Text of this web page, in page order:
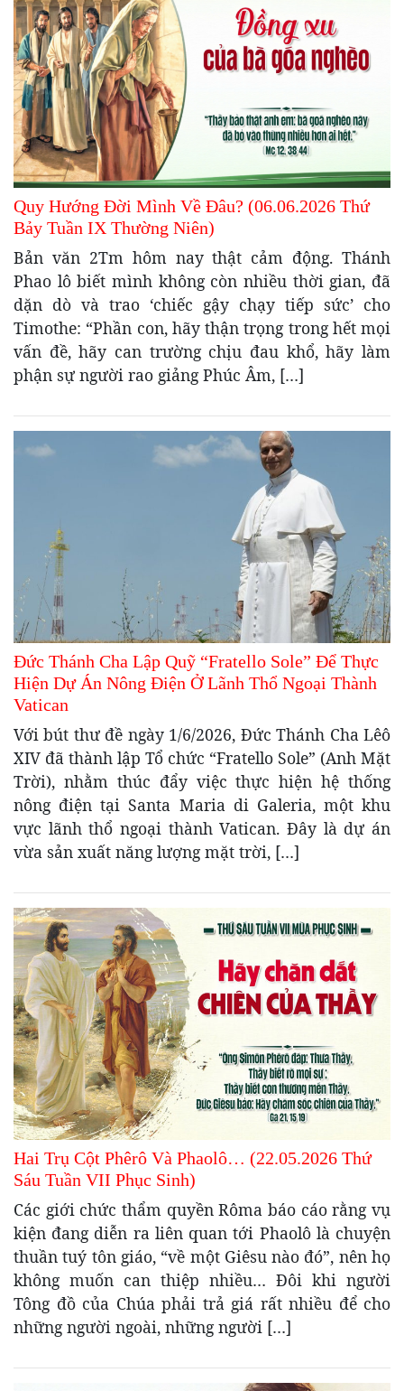
Quy Hướng Đời Mình Về Đâu? (06.06.2026 Thứ
Bảy Tuần IX Thường Niên)
Bản văn 2Tm hôm nay thật cảm động. Thánh
Phao lô biết mình không còn nhiều thời gian, đã
dặn dò và trao ‘chiếc gậy chạy tiếp sức’ cho
Timothe: “Phần con, hãy thận trọng trong hết mọi
vấn đề, hãy can trường chịu đau khổ, hãy làm
phận sự người rao giảng Phúc Âm, […]
Đức Thánh Cha Lập Quỹ “Fratello Sole” Để Thực
Hiện Dự Án Nông Điện Ở Lãnh Thổ Ngoại Thành
Vatican
Với bút thư đề ngày 1/6/2026, Đức Thánh Cha Lêô
XIV đã thành lập Tổ chức “Fratello Sole” (Anh Mặt
Trời), nhằm thúc đẩy việc thực hiện hệ thống
nông điện tại Santa Maria di Galeria, một khu
vực lãnh thổ ngoại thành Vatican. Đây là dự án
vừa sản xuất năng lượng mặt trời, […]
Hai Trụ Cột Phêrô Và Phaolô… (22.05.2026 Thứ
Sáu Tuần VII Phục Sinh)
Các giới chức thẩm quyền Rôma báo cáo rằng vụ
kiện đang diễn ra liên quan tới Phaolô là chuyện
thuần tuý tôn giáo, “về một Giêsu nào đó”, nên họ
không muốn can thiệp nhiều… Đôi khi người
Tông đồ của Chúa phải trả giá rất nhiều để cho
những người ngoài, những người […]